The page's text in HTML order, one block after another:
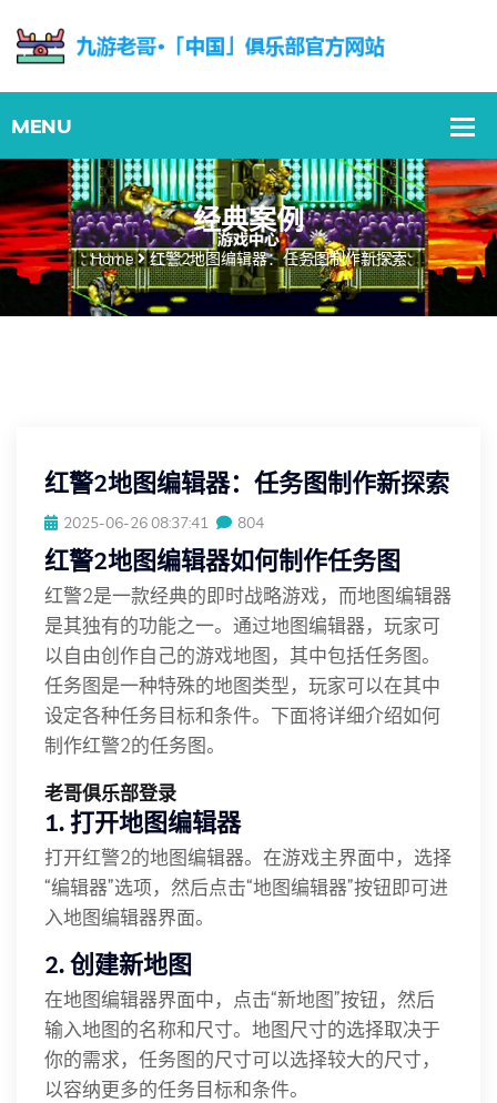
经典案例
Home 红警2地图编辑器：任务图制作新探索
红警2地图编辑器：任务图制作新探索
2025-06-26 08:37:41 804
红警2地图编辑器如何制作任务图
红警2是一款经典的即时战略游戏，而地图编辑器
是其独有的功能之一。通过地图编辑器，玩家可
以自由创作自己的游戏地图，其中包括任务图。
任务图是一种特殊的地图类型，玩家可以在其中
设定各种任务目标和条件。下面将详细介绍如何
制作红警2的任务图。
老哥俱乐部登录
1. 打开地图编辑器
打开红警2的地图编辑器。在游戏主界面中，选择
“编辑器”选项，然后点击“地图编辑器”按钮即可进
入地图编辑器界面。
2. 创建新地图
在地图编辑器界面中，点击“新地图”按钮，然后
输入地图的名称和尺寸。地图尺寸的选择取决于
你的需求，任务图的尺寸可以选择较大的尺寸，
以容纳更多的任务目标和条件。